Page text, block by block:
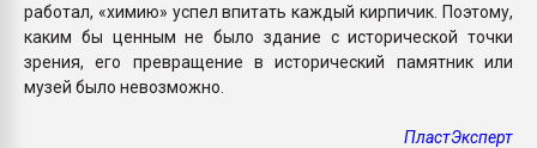
работал, «химию» успел впитать каждый кирпичик. Поэтому,
каким бы ценным не было здание с исторической точки
зрения, его превращение в исторический памятник или
музей было невозможно.
ПластЭксперт